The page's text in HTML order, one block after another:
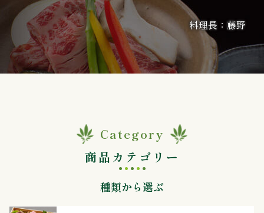
ケ・
イ
ベ
料理長：藤野
Category
商品カテゴリー
種類から選ぶ